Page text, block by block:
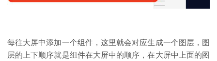
每往大屏中添加一个组件，这里就会对应生成一个图层，图
层的上下顺序就是组件在大屏中的顺序，在大屏中上面的图